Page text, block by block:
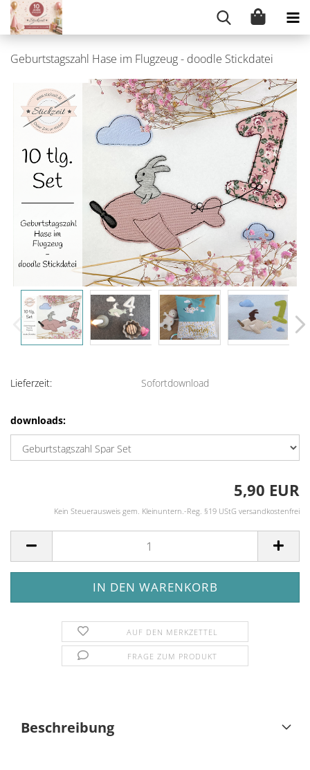
Geburtstagszahl Hase im Flugzeug - doodle Stickdatei
Lieferzeit: Sofortdownload
downloads:
5,90 EUR
Kein Steuerausweis gem. Kleinuntern.-Reg. §19 UStG versandkostenfrei
AUF DEN MERKZETTEL
FRAGE ZUM PRODUKT
Beschreibung